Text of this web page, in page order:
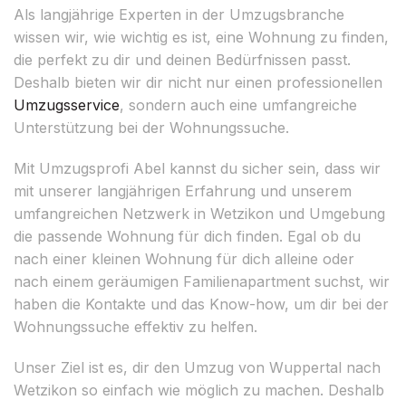
Als langjährige Experten in der Umzugsbranche
wissen wir, wie wichtig es ist, eine Wohnung zu finden,
die perfekt zu dir und deinen Bedürfnissen passt.
Deshalb bieten wir dir nicht nur einen professionellen
Umzugsservice, sondern auch eine umfangreiche
Unterstützung bei der Wohnungssuche.
Mit Umzugsprofi Abel kannst du sicher sein, dass wir
mit unserer langjährigen Erfahrung und unserem
umfangreichen Netzwerk in Wetzikon und Umgebung
die passende Wohnung für dich finden. Egal ob du
nach einer kleinen Wohnung für dich alleine oder
nach einem geräumigen Familienapartment suchst, wir
haben die Kontakte und das Know-how, um dir bei der
Wohnungssuche effektiv zu helfen.
Unser Ziel ist es, dir den Umzug von Wuppertal nach
Wetzikon so einfach wie möglich zu machen. Deshalb